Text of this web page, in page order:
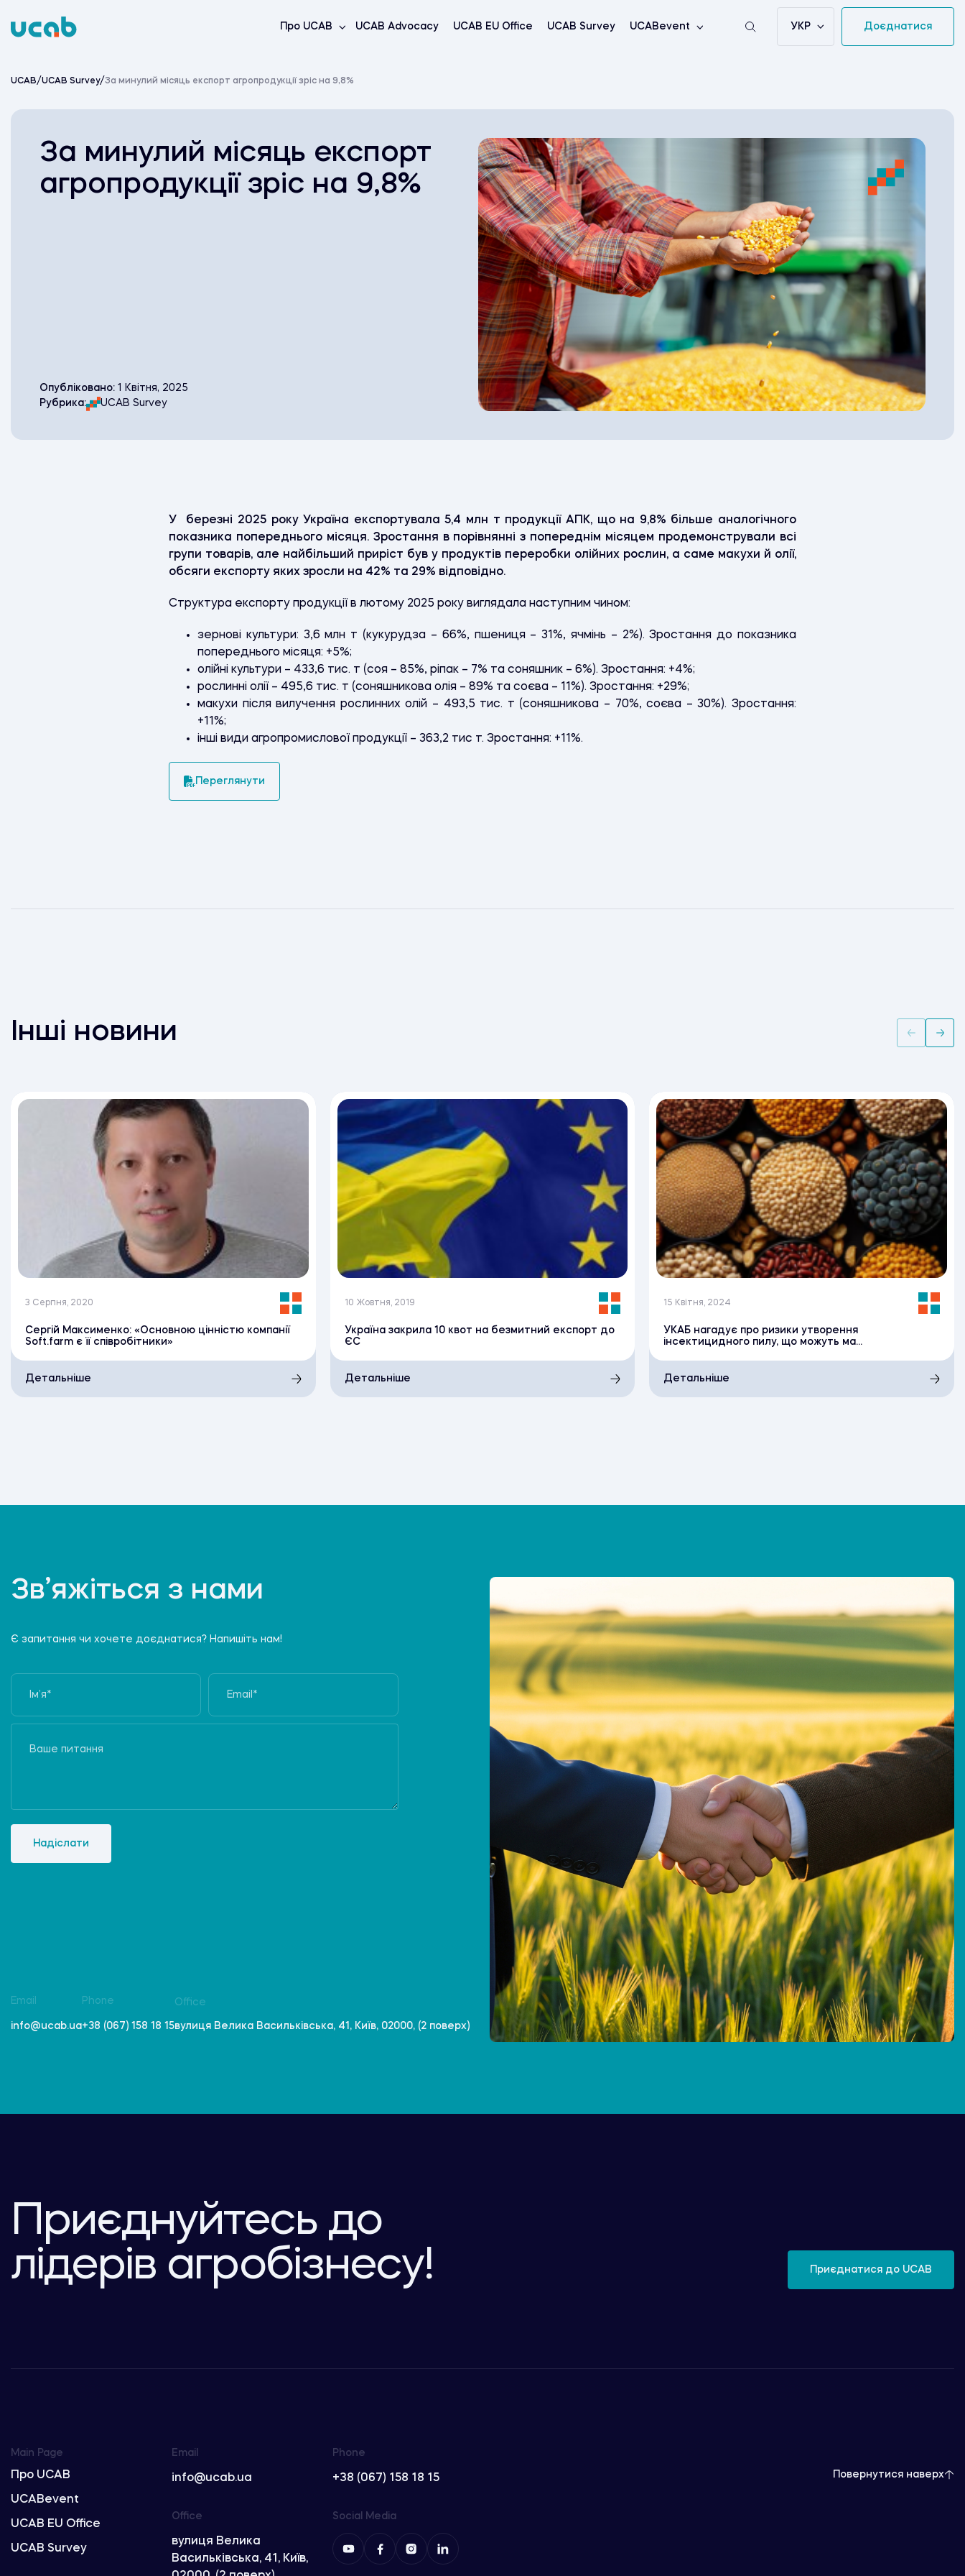
to
Про UCAB UCAB Advocacy UCAB EU Office UCAB Survey UCABevent УКР Доєднатися
UCAB/UCAB Survey/За минулий місяць експорт агропродукції зріс на 9,8%
За минулий місяць експорт
агропродукції зріс на 9,8%
Опубліковано: 1 Квітня, 2025
Рубрика:
UCAB Survey
У березні 2025 року Україна експортувала 5,4 млн т продукції АПК, що на 9,8% більше аналогічного
показника попереднього місяця. Зростання в порівнянні з попереднім місяцем продемонстрували всі
групи товарів, але найбільший приріст був у продуктів переробки олійних рослин, а саме макухи й олії,
обсяги експорту яких зросли на 42% та 29% відповідно.
Структура експорту продукції в лютому 2025 року виглядала наступним чином:
зернові культури: 3,6 млн т (кукурудза – 66%, пшениця – 31%, ячмінь – 2%). Зростання до показника
попереднього місяця: +5%;
олійні культури – 433,6 тис. т (соя – 85%, ріпак – 7% та соняшник – 6%). Зростання: +4%;
рослинні олії – 495,6 тис. т (соняшникова олія – 89% та соєва – 11%). Зростання: +29%;
макухи після вилучення рослинних олій – 493,5 тис. т (соняшникова – 70%, соєва – 30%). Зростання:
+11%;
інші види агропромислової продукції – 363,2 тис т. Зростання: +11%.
Переглянути
Інші новини
3 Серпня, 2020
Сергій Максименко: «Основною цінністю компанії
Soft.farm є її співробітники»
Детальніше
10 Жовтня, 2019
Україна закрила 10 квот на безмитний експорт до
ЄС
Детальніше
15 Квітня, 2024
УКАБ нагадує про ризики утворення
інсектицидного пилу, що можуть ма...
Детальніше
Зв’яжіться з нами
Є запитання чи хочете доєднатися? Напишіть нам!
Надіслати
Email
info@ucab.ua
Phone
+38 (067) 158 18 15
Office
вулиця Велика Васильківська, 41, Київ, 02000, (2 поверх)
Приєднуйтесь до
лідерів агробізнесу!
Приєднатися до UCAB
Main Page
Про UCAB
UCABevent
UCAB EU Office
UCAB Survey
Email
info@ucab.ua
Phone
+38 (067) 158 18 15
Office
вулиця Велика
Васильківська, 41, Київ,
Social Media
Повернутися наверх